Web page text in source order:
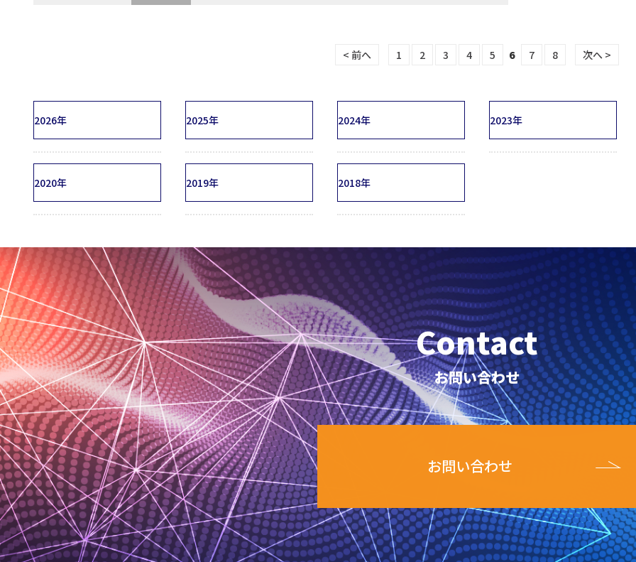
< 前へ 1 2 3 4 5 6 7 8 次へ >
2026年 2025年 2024年 2023年
2020年 2019年 2018年
Contact
お問い合わせ
お問い合わせ